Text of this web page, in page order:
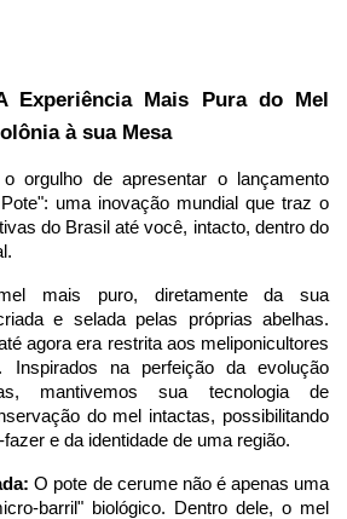
Experiência Mais Pura do Mel
à sua Mesa
orgulho de apresentar o lançamento
uma inovação mundial que traz o
do Brasil até você, intacto, dentro do
mais puro, diretamente da sua
e selada pelas próprias abelhas.
agora era restrita aos meliponicultores
na perfeição da evolução
mantivemos sua tecnologia de
do mel intactas, possibilitando
e da identidade de uma região.
O pote de cerume não é apenas uma
barril" biológico. Dentro dele, o mel